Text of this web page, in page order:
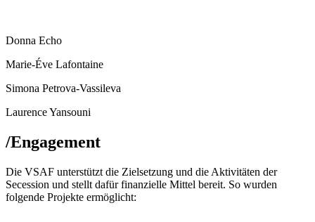
Donna Echo
Marie-Éve Lafontaine
Simona Petrova-Vassileva
Laurence Yansouni
/Engagement
Die VSAF unterstützt die Zielsetzung und die Aktivitäten der
Secession und stellt dafür finanzielle Mittel bereit. So wurden
folgende Projekte ermöglicht: